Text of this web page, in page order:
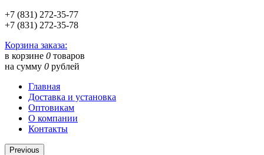
+7 (831) 272-35-77
+7 (831) 272-35-78
Корзина заказа:
в корзине 0 товаров
на сумму 0 рублей
Главная
Доставка и установка
Оптовикам
О компании
Контакты
Previous